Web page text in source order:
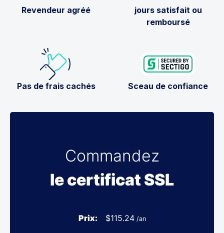
Revendeur agréé
jours satisfait ou
remboursé
Pas de frais cachés Sceau de confiance
Commandez
le certificat SSL
Prix: $115.24/an